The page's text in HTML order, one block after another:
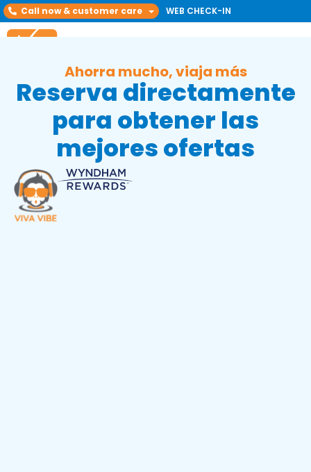
Call now & customer care WEB CHECK-IN
Ahorra mucho, viaja más
Reserva directamente
para obtener las
mejores ofertas